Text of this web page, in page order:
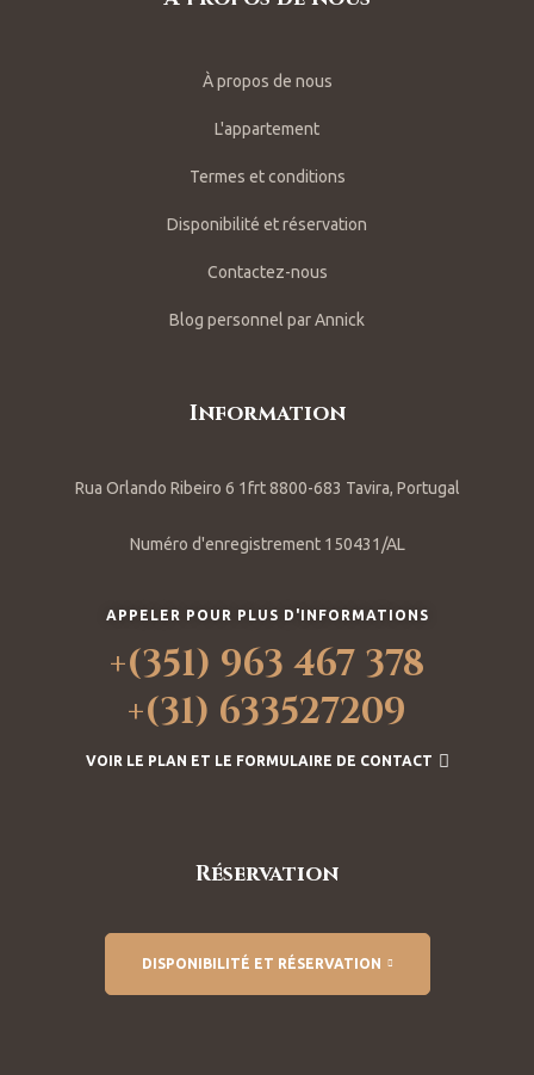
À propos de nous
L'appartement
Termes et conditions
Disponibilité et réservation
Contactez-nous
Blog personnel par Annick
Information
Rua Orlando Ribeiro 6 1frt 8800-683 Tavira, Portugal
Numéro d'enregistrement 150431/AL
APPELER POUR PLUS D'INFORMATIONS
+(351) 963 467 378
+(31) 633527209
VOIR LE PLAN ET LE FORMULAIRE DE CONTACT
Réservation
DISPONIBILITÉ ET RÉSERVATION